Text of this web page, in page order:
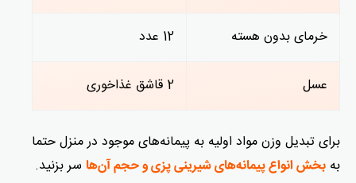
خرمای بدون هسته 12 عدد
عسل 2 قاشق غذاخوری
برای تبدیل وزن مواد اولیه به پیمانه‌های موجود در منزل حتما
به بخش انواع پیمانه‌های شیرینی پزی و حجم آن‌ها سر بزنید.